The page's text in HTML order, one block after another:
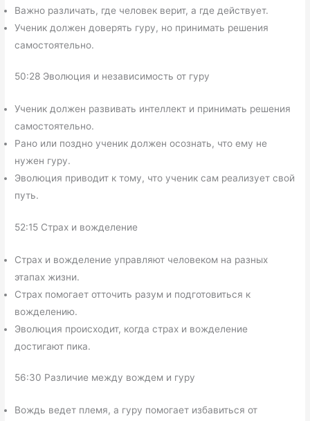
Важно различать, где человек верит, а где действует.
Ученик должен доверять гуру, но принимать решения
самостоятельно.
50:28 Эволюция и независимость от гуру
Ученик должен развивать интеллект и принимать решения
самостоятельно.
Рано или поздно ученик должен осознать, что ему не
нужен гуру.
Эволюция приводит к тому, что ученик сам реализует свой
путь.
52:15 Страх и вожделение
Страх и вожделение управляют человеком на разных
этапах жизни.
Страх помогает отточить разум и подготовиться к
вожделению.
Эволюция происходит, когда страх и вожделение
достигают пика.
56:30 Различие между вождем и гуру
Вождь ведет племя, а гуру помогает избавиться от